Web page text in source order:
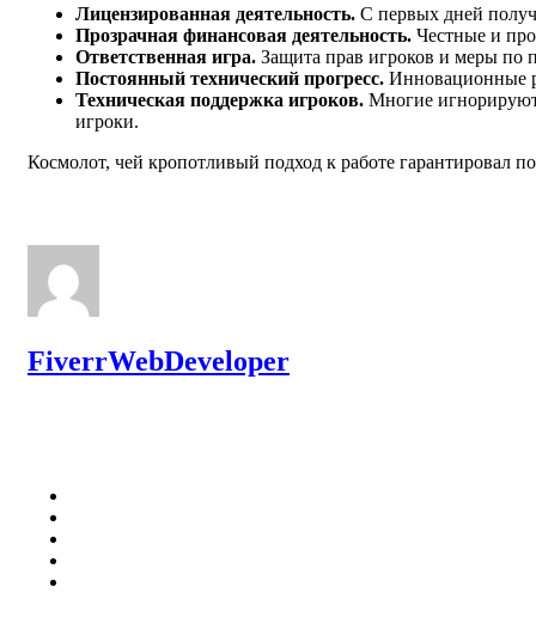
Лицензированная деятельность. С первых дней
Прозрачная финансовая деятельность. Честные и
Ответственная игра. Защита прав игроков и меры по
Постоянный технический прогресс. Инновационные
Техническая поддержка игроков. Многие
игроки.
Космолот, чей кропотливый подход к работе гарантировал
FiverrWebDeveloper